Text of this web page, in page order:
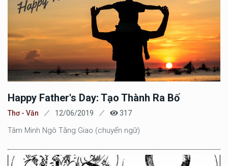
Happy Father's Day: Tạo Thành Ra Bố
Thơ - Văn 12/06/2019 317
Tâm Minh Ngô Tằng Giao (chuyển ngữ)